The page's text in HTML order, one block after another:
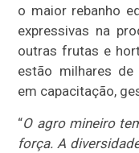
o maior rebanho
expressivas na
outras frutas e
estão milhares de
em capacitação,
“O agro mineiro
força. A